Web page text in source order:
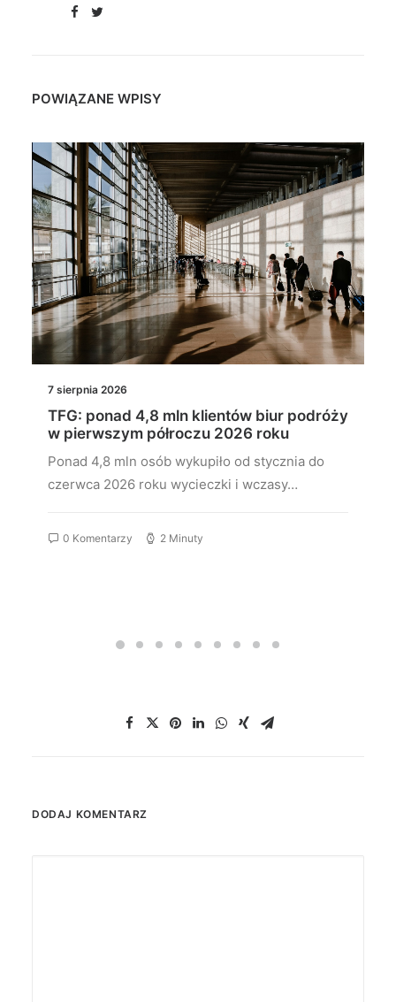
POWIĄZANE WPISY
7 sierpnia 2026
TFG: ponad 4,8 mln klientów biur podróży
w pierwszym półroczu 2026 roku
Ponad 4,8 mln osób wykupiło od stycznia do
czerwca 2026 roku wycieczki i wczasy…
0 Komentarzy 2 Minuty
DODAJ KOMENTARZ